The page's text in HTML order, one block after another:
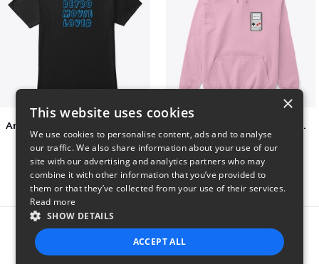
$25
Persian Cat watching Cats TV
$7
Report this product
×
This website uses cookies
We use cookies to personalise content, ads and to analyse
our traffic. We also share information about your use of our
site with our advertising and analytics partners who may
combine it with other information that you’ve provided to
them or that they’ve collected from your use of their services.
Read more
SHOW DETAILS
ACCEPT ALL